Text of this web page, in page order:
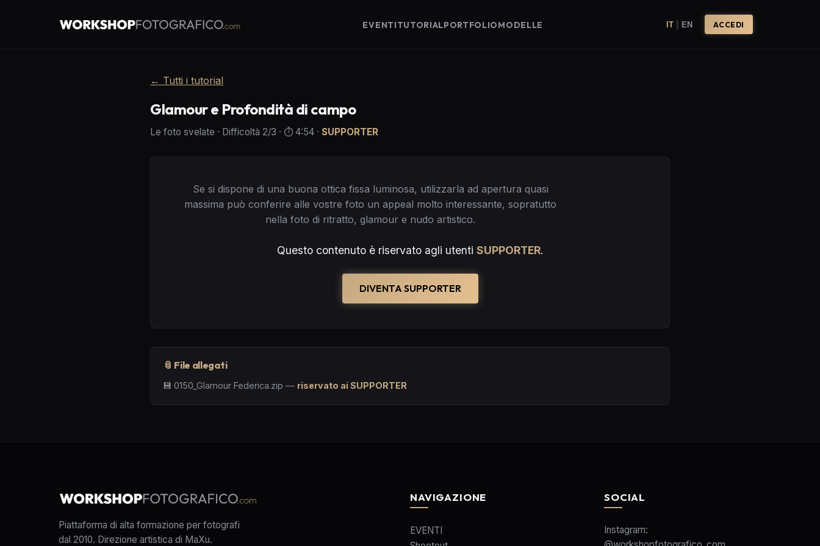
EVENTITUTORIALPORTFOLIOMODELLE IT | EN ACCEDI
← Tutti i tutorial
Glamour e Profondità di campo
Le foto svelate · Difficoltà 2/3 · ⏱️4:54 · SUPPORTER
Se si dispone di una buona ottica fissa luminosa, utilizzarla ad apertura quasi
massima può conferire alle vostre foto un appeal molto interessante, sopratutto
nella foto di ritratto, glamour e nudo artistico.
Questo contenuto è riservato agli utenti SUPPORTER.
DIVENTA SUPPORTER
📎 File allegati
💾 0150_Glamour Federica.zip — riservato ai SUPPORTER
Piattaforma di alta formazione per fotografi
dal 2010. Direzione artistica di MaXu.
NAVIGAZIONE
EVENTI
SOCIAL
Instagram: